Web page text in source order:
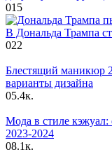
015
В Дональда Трампа
022
Блестящий маникюр
варианты дизайна
05.4к.
Мода в стиле
2023-2024
08.1к.